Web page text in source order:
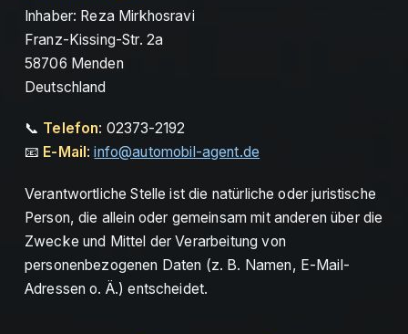
Inhaber: Reza Mirkhosravi
Franz-Kissing-Str. 2a
58706 Menden
Deutschland
📞 Telefon: 02373-2192
📧 E-Mail :info@automobil-agent.de
Verantwortliche Stelle ist die natürliche oder juristische
Person, die allein oder gemeinsam mit anderen über die
Zwecke und Mittel der Verarbeitung von
personenbezogenen Daten (z. B. Namen, E-Mail-
Adressen o. Ä.) entscheidet.